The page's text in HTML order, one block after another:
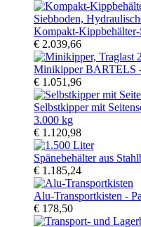
Kompakt-Kippbehälter-
€ 2.039,66
Minikipper BARTELS
€ 1.051,96
Selbstkipper mit
3.000 kg
€ 1.120,98
Spänebehälter aus
€ 1.185,24
Alu-Transportkisten -
€ 178,50